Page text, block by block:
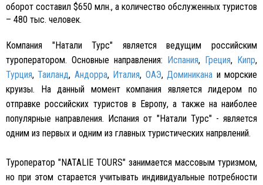
оборот составил $650 млн., а количество обслуженных туристов
– 480 тыс. человек.
Компания "Натали Турс" является ведущим российским
туроператором. Основные направления: Испания, Греция, Кипр,
Турция,Таиланд, Андорра, Италия, ОАЭ,Доминикана и морские
круизы. На данный момент компания является лидером по
отправке российских туристов в Европу, а также на наиболее
популярные направления. Испания от "Натали Турс" - является
одним из первых и одним из главных туристических напрвлений.
Туроператор "NATALIE TOURS" занимается массовым туризмом,
но при этом старается учитывать индивидуальные потребности